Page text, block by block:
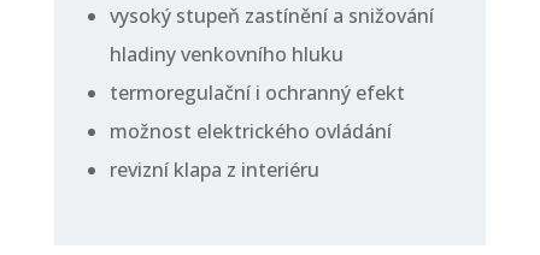
vysoký stupeň zastínění a snižování
hladiny venkovního hluku
termoregulační i ochranný efekt
možnost elektrického ovládání
revizní klapa z interiéru